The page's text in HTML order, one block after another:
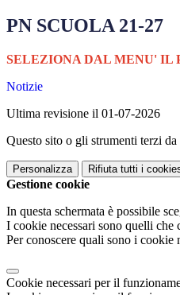
PN SCUOLA 21-27
SELEZIONA DAL MENU' IL
Notizie
Ultima revisione il 01-07-2026
Questo sito o gli strumenti terzi
Personalizza Rifiuta tutti i
Gestione cookie
In questa schermata è possibile
I cookie necessari sono quelli
Per conoscere quali sono i cookie
Cookie necessari per il